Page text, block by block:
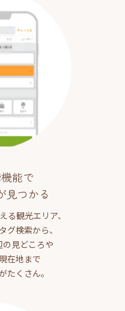
能で
見つかる
る観光エリア、
グ検索から、
見どころや
在地まで
たくさん。